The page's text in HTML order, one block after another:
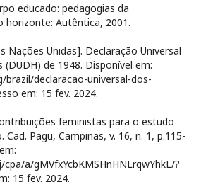
educado: pedagogias da
horizonte: Autêntica, 2001.
Nações Unidas]. Declaração Universal
de 1948. Disponível em:
declaracao-universal-dos-
em: 15 fev. 2024.
feministas para o estudo
Cad. Pagu, Campinas, v. 16, n. 1, p.115-
a/gMVfxYcbKMSHnHNLrqwYhkL/?
15 fev. 2024.